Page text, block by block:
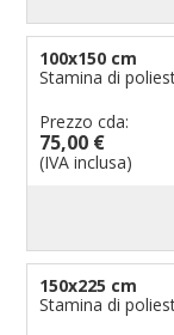
100x150 cm
Stamina di
Prezzo cda:
75,00 €
(IVA inclusa)
150x225 cm
Stamina di